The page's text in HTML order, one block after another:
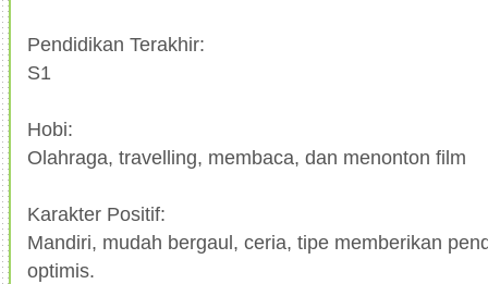
Pendidikan Terakhir:
S1
Hobi:
Olahraga, travelling, membaca, dan menonton film
Karakter Positif:
Mandiri, mudah bergaul, ceria, tipe memberikan
optimis.